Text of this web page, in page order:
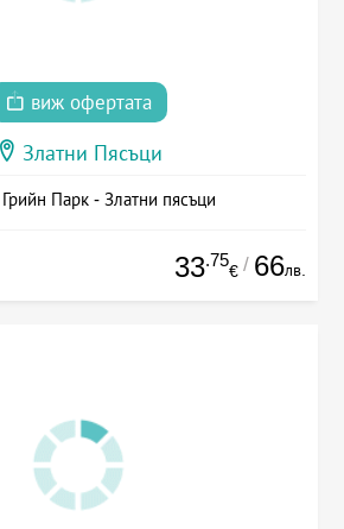
виж офертата
Златни Пясъци
Парк - Златни пясъци
33.75
€ / 66лв.